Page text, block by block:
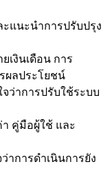
แนะนำการปรับปรุง
เงินเดือน การ
ผลประโยชน์
ว่าการปรับใช้ระบบ
คู่มือผู้ใช้ และ
าการดำเนินการยัง